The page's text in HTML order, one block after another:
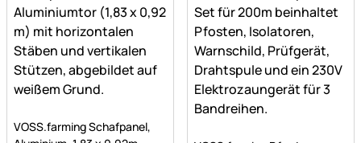
Noch keine Bewertungen abgegeben
VOSS.farming Schafpanel,